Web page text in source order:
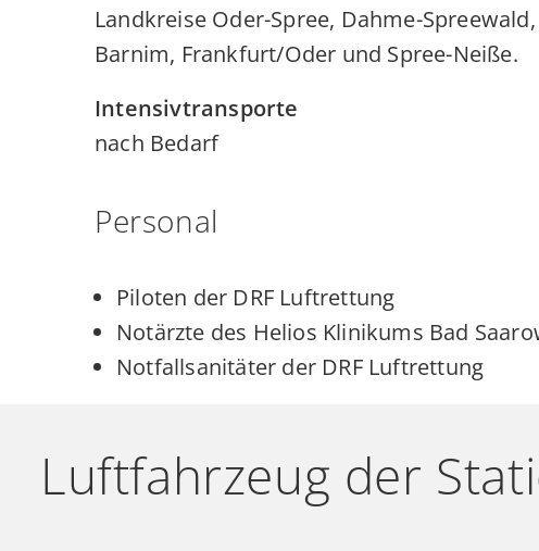
Landkreise Oder-Spree, Dahme-
Barnim, Frankfurt/Oder und Spree-Neiße.
Intensivtransporte
nach Bedarf
Personal
Piloten der DRF Luftrettung
Notärzte des Helios Klinikums Bad
Notfallsanitäter der DRF Luftrettung
Luftfahrzeug der